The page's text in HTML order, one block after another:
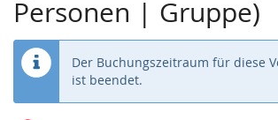
Personen | Gruppe)
Der Buchungszeitraum für diese
ist beendet.